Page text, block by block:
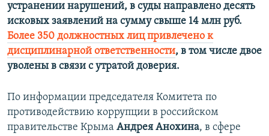
устранении нарушений, в суды направлено десять
исковых заявлений на сумму свыше 14 млн руб.
Более 350 должностных лиц привлечено к
дисциплинарной ответственности, в том числе двое
уволены в связи с утратой доверия.
По информации председателя Комитета по
противодействию коррупции в российском
правительстве Крыма Андрея Анохина, в сфере